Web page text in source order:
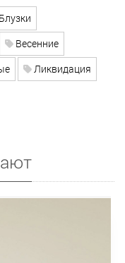
Блузки
Весенние
Ликвидация